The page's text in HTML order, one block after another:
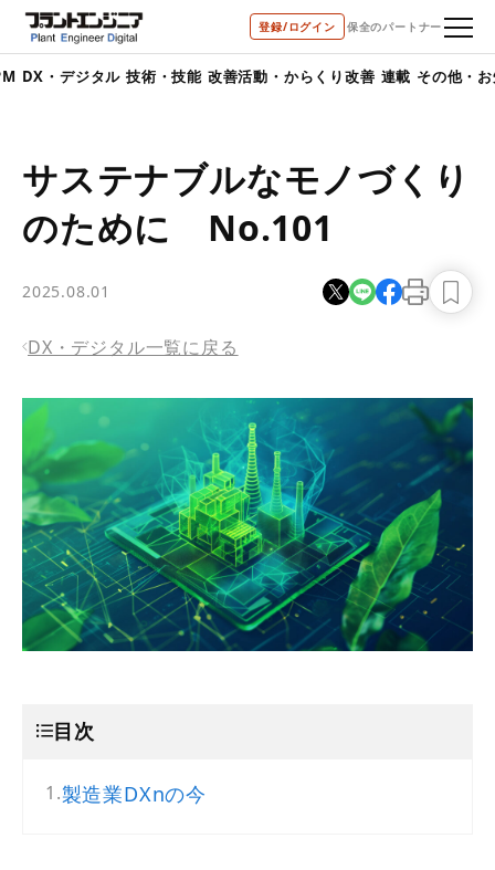
登録/ログイン 保全のパートナー
ジタル 技術・技能 改善活動・からくり改善 連載 その他・お知らせ
bool(true)
サステナブルなモノづくり
のために No.101
2025.08.01
DX・デジタル一覧に戻る
目次
製造業DXnの今